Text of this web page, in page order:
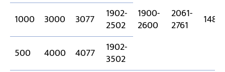
1900-
2600
2061-
2761 1484
1000 3000 3077 1902-
2502
500
4000 4077 1902-
3502